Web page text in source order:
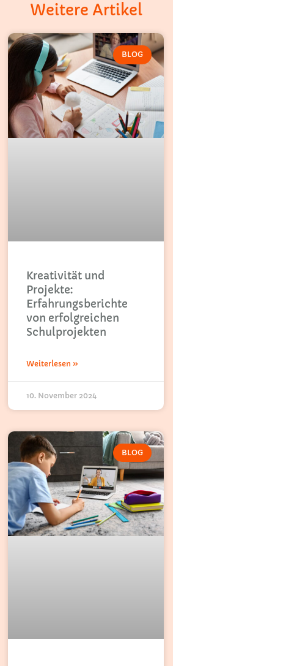
Weitere Artikel
BLOG
Kreativität und
Projekte:
Erfahrungsberichte
von erfolgreichen
Schulprojekten
Weiterlesen »
10. November 2024
BLOG